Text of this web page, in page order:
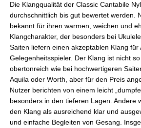
Die Klangqualität der Classic Cantabile
durchschnittlich bis gut bewertet werden.
bekannt für ihren warmen, weichen und
Klangcharakter, der besonders bei
Saiten liefern einen akzeptablen Klang für
Gelegenheitsspieler. Der Klang ist nicht
obertonreich wie bei hochwertigeren
Aquila oder Worth, aber für den Preis
Nutzer berichten von einem leicht
besonders in den tieferen Lagen. Andere
den Klang als ausreichend klar und
und einfache Begleiten von Gesang.